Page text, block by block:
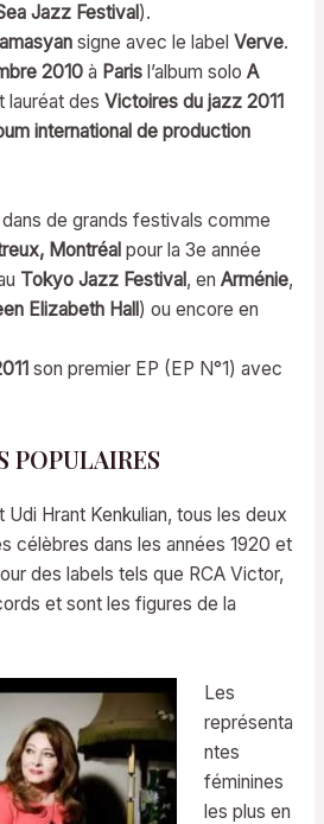
Jazz Festival ).
signe avec le label Verve.
2010à Parisl’album solo A
lauréat des Victoires du jazz 2011
international de production
dans de grands festivals comme
Montréal pour la 3e année
Tokyo Jazz Festival , en Arménie,
Elizabeth Hall ) ou encore en
son premier EP (EP N°1) avec
POPULAIRES
Udi Hrant Kenkulian, tous les deux
célèbres dans les années 1920 et
des labels tels que RCA Victor,
et sont les figures de la
Les
représenta
ntes
féminines
les plus en